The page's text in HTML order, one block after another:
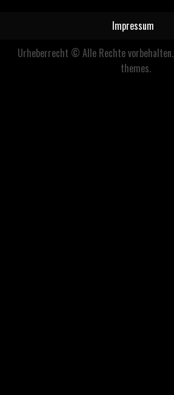
Impressum
Urheberrecht © Alle Rechte vorbehalten.
themes.